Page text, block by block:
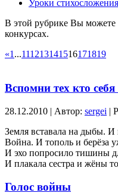
Уроки стихосложения
В этой рубрике Вы можете
конкурсах.
«1...111213141516171819
Вспомни тех кто
28.12.2010 | Автор: sergei |
Земля вставала на дыбы. И
Война. И тополь и берёза
И эхо попросило тишины
И плакала сестра и жёны
Голос войны